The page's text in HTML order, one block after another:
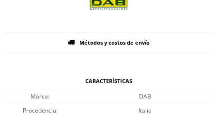
Métodos y costos de envío
CARACTERÍSTICAS
Marca
DAB
Procedencia
Italia